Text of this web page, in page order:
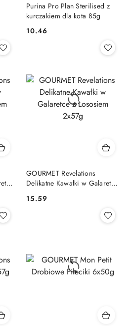
Purina Pro Plan Sterilised z
kurczakiem dla kota 85g
Cena:
10.46
GOURMET Revelations
Delikatne Kawałki w Galaretce
Cena:
15.59